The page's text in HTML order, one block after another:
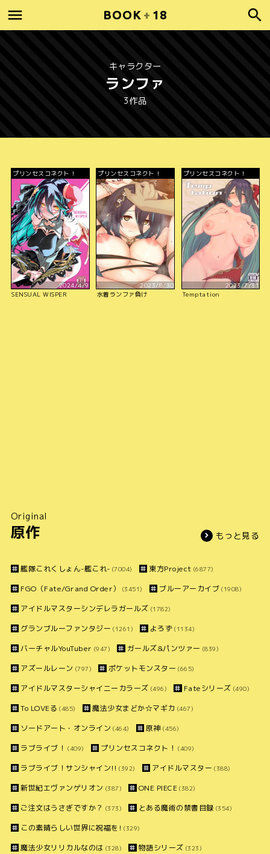
BOOK + 18
キャラクター
ランファ
3作品
プリンセスコネクト！
2024/4/9
SENSUAL WISPER
プリンセスコネクト！
2023/8/30
水着ランファ負け
プリンセスコネクト！
2023/7/31
Temptation
Original
原作 もっと見る
艦隊これくしょん-艦これ- (7004) 東方Project (6877)
FGO（Fate/Grand Order） (3451) ブルーアーカイブ (1908)
アイドルマスターシンデレラガールズ (1782)
グランブルーファンタジー (1261) よろず (1134)
バーチャルYouTuber (947) ガールズ&パンツァー (839)
アズールレーン (797) ポケットモンスター (665)
アイドルマスターシャイニーカラーズ (496) Fateシリーズ (490)
To LOVEる (485) 魔法少女まどか☆マギカ (467)
ソードアート・オンライン (464) 原神 (456)
ラブライブ！ (409) プリンセスコネクト！ (409)
ラブライブ！サンシャイン!! (392) アイドルマスター (388)
新世紀エヴァンゲリオン (387) ONE PIECE (382)
ご注文はうさぎですか？ (373) とある魔術の禁書目録 (354)
この素晴らしい世界に祝福を! (329)
魔法少女リリカルなのは (328) 物語シリーズ (323)